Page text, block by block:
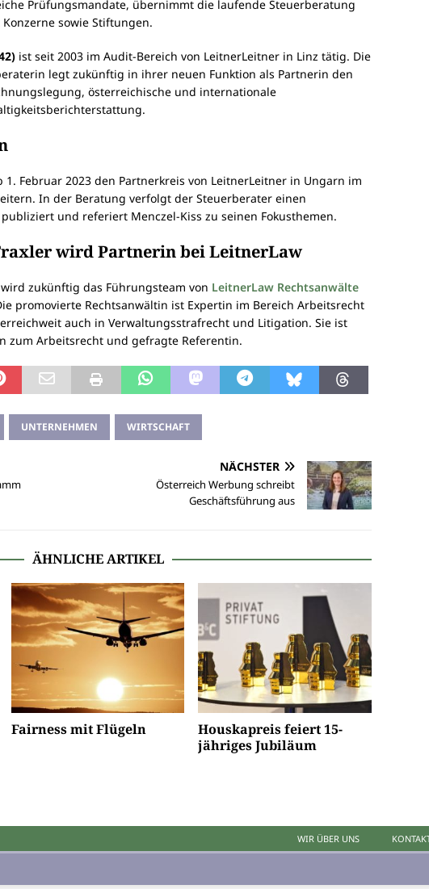
Prüfungsmandate, übernimmt die laufende Steuerberatung
sowie Stiftungen.
ist seit 2003 im Audit-Bereich von LeitnerLeitner in Linz tätig. Die
legt zukünftig in ihrer neuen Funktion als Partnerin den
österreichische und internationale
1. Februar 2023 den Partnerkreis von LeitnerLeitner in Ungarn im
In der Beratung verfolgt der Steuerberater einen
und referiert Menczel-Kiss zu seinen Fokusthemen.
wird Partnerin bei LeitnerLaw
wird zukünftig das Führungsteam von LeitnerLaw Rechtsanwälte
promovierte Rechtsanwältin ist Expertin im Bereich Arbeitsrecht
auch in Verwaltungsstrafrecht und Litigation. Sie ist
zum Arbeitsrecht und gefragte Referentin.
UNTERNEHMEN WIRTSCHAFT
NÄCHSTER
Österreich Werbung schreibt
Geschäftsführung aus
ÄHNLICHE ARTIKEL
Fairness mit Flügeln
Houskapreis feiert 15-
jähriges Jubiläum
WIR ÜBER UNS